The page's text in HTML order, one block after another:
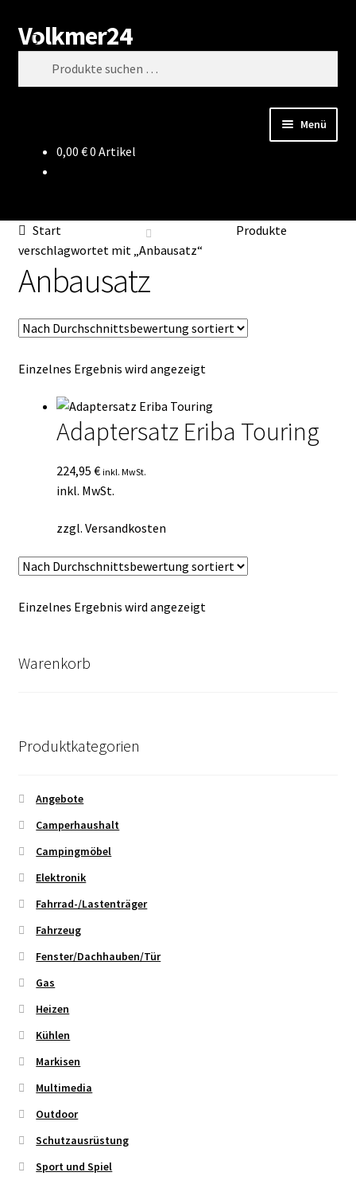
Zur
Navigation
springen
Zum
Inhalt
springen
Volkmer24
Suchen
Menü
Impressum
Datenschutz
Impressum
Kasse
Mein Konto
Vertrag widerrufen
0,00 €0 Artikel
Start
Produkte
verschlagwortet mit „Anbausatz“
Anbausatz
Einzelnes Ergebnis wird angezeigt
Adaptersatz Eriba Touring
224,95 € inkl. MwSt.
inkl. MwSt.
zzgl. Versandkosten
Einzelnes Ergebnis wird angezeigt
Warenkorb
Produktkategorien
Angebote
Camperhaushalt
Campingmöbel
Elektronik
Fahrrad-/Lastenträger
Fahrzeug
Fenster/Dachhauben/Tür
Gas
Heizen
Kühlen
Markisen
Multimedia
Outdoor
Schutzausrüstung
Sport und Spiel